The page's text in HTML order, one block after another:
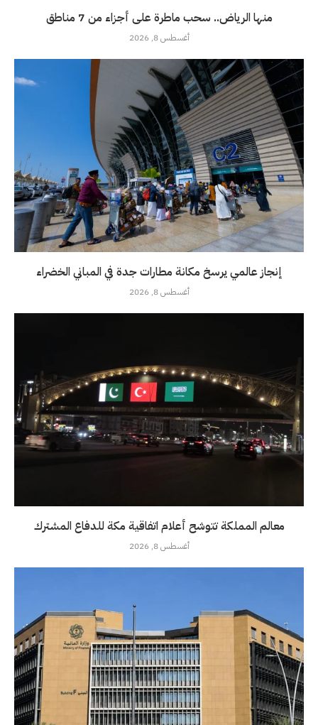
منها الرياض.. سحب ماطرة على أجزاء من 7 مناطق
أغسطس 8, 2026
إنجاز عالمي يرسخ مكانة مطارات جدة في المباني الخضراء
أغسطس 8, 2026
معالم المملكة تتوشح أعلام اتفاقية مكة للدفاع المشترك
أغسطس 8, 2026